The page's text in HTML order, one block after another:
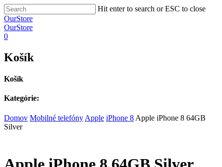
Hit enter to search or ESC to close
OurStore
OurStore
0
Košík
Košík
Kategórie:
Domov Mobilné telefóny Apple iPhone 8 Apple iPhone 8 64GB
Silver